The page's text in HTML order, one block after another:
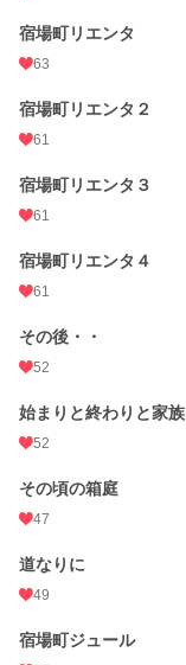
宿場町リエンタ
63
宿場町リエンタ２
61
宿場町リエンタ３
61
宿場町リエンタ４
61
その後・・
52
始まりと終わりと家族
52
その頃の箱庭
47
道なりに
49
宿場町ジュール